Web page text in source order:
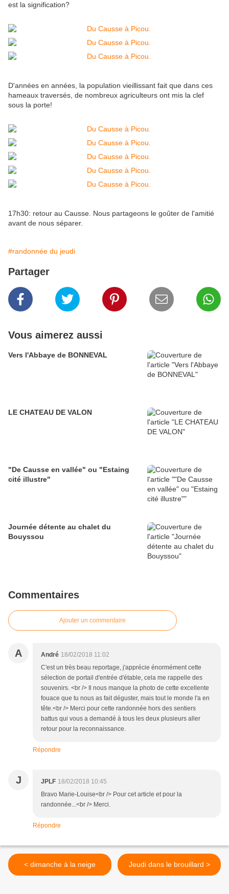
est la signification?
D'années en années, la population vieillissant fait que dans ces
hameaux traversés, de nombreux agriculteurs ont mis la clef
sous la porte!
17h30: retour au Causse. Nous partageons le goûter de l'amitié
avant de nous séparer.
#randonnée du jeudi
Partager
Vous aimerez aussi
Vers l'Abbaye de BONNEVAL
LE CHATEAU DE VALON
"De Causse en vallée" ou "Estaing
cité illustre"
Journée détente au chalet du
Bouyssou
Commentaires
Ajouter un commentaire
A André 18/02/2018 11:02
C'est un très beau reportage, j'apprécie énormément cette
sélection de portail d'entrée d'étable, cela me rappelle des
souvenirs. <br /> Il nous manque la photo de cette excellente
fouace que tu nous as fait déguster, mais tout le monde l'a en
tête.<br /> Merci pour cette randonnée hors des sentiers
battus qui vous a demandé à tous les deux plusieurs aller
retour pour la reconnaissance.
Répondre
J JPLF 18/02/2018 10:45
Bravo Marie-Louise<br /> Pour cet article et pour la
randonnée...<br /> Merci.
Répondre
< dimanche à la neige Jeudi dans le brouillard >